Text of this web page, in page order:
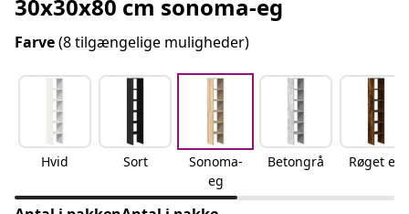
30x30x80 cm sonoma-eg
Farve(8 tilgængelige muligheder)
Hvid Sort
Sonoma-
eg
Betongrå Røget eg